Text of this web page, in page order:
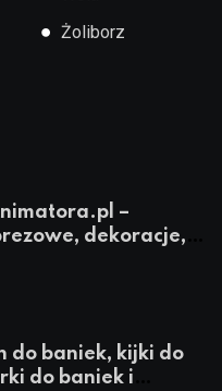
● Żoliborz
–
dekoracje,
dla animatorów
do baniek, kijki do
do baniek i